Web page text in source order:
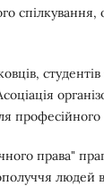
спілкування,
професійного
права"
людей в